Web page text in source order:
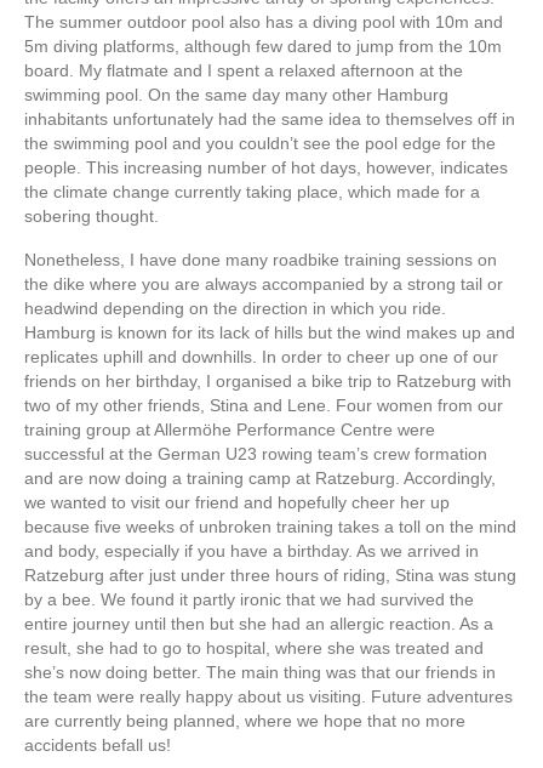
The summer outdoor pool also has a diving pool with 10m and
5m diving platforms, although few dared to jump from the 10m
board. My flatmate and I spent a relaxed afternoon at the
swimming pool. On the same day many other Hamburg
inhabitants unfortunately had the same idea to themselves off in
the swimming pool and you couldn’t see the pool edge for the
people. This increasing number of hot days, however, indicates
the climate change currently taking place, which made for a
sobering thought.
Nonetheless, I have done many roadbike training sessions on
the dike where you are always accompanied by a strong tail or
headwind depending on the direction in which you ride.
Hamburg is known for its lack of hills but the wind makes up and
replicates uphill and downhills. In order to cheer up one of our
friends on her birthday, I organised a bike trip to Ratzeburg with
two of my other friends, Stina and Lene. Four women from our
training group at Allermöhe Performance Centre were
successful at the German U23 rowing team’s crew formation
and are now doing a training camp at Ratzeburg. Accordingly,
we wanted to visit our friend and hopefully cheer her up
because five weeks of unbroken training takes a toll on the mind
and body, especially if you have a birthday. As we arrived in
Ratzeburg after just under three hours of riding, Stina was stung
by a bee. We found it partly ironic that we had survived the
entire journey until then but she had an allergic reaction. As a
result, she had to go to hospital, where she was treated and
she’s now doing better. The main thing was that our friends in
the team were really happy about us visiting. Future adventures
are currently being planned, where we hope that no more
accidents befall us!